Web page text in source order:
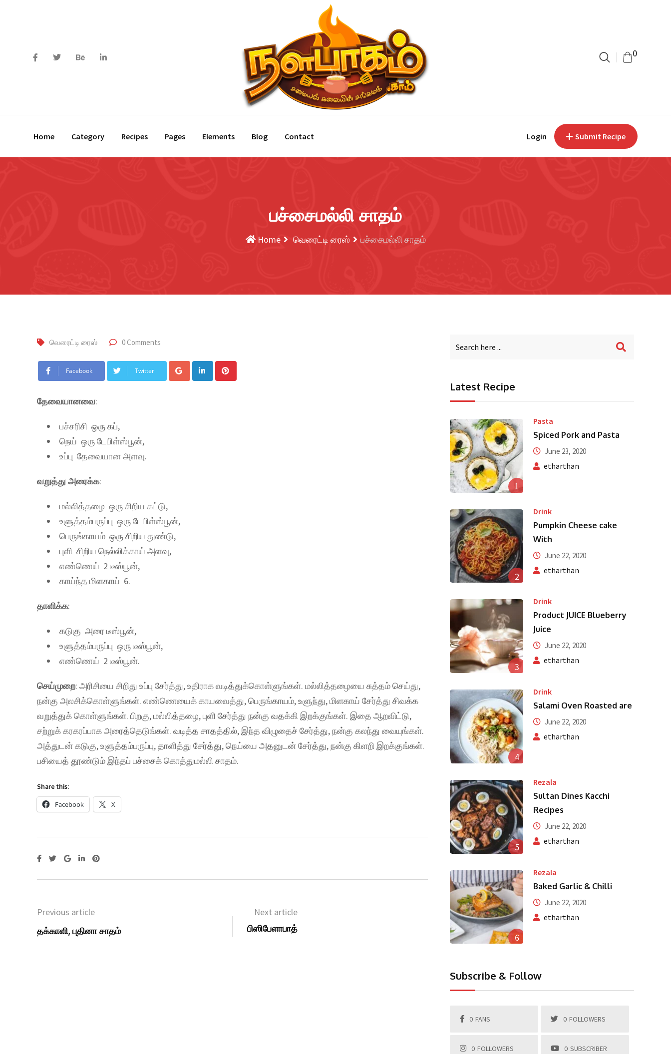
0
Home Category Recipes Pages Elements Blog Contact Login Submit Recipe
பச்சைமல்லி சாதம்
Home வெரைட்டி ரைஸ் பச்சைமல்லி சாதம்
வெரைட்டி ரைஸ் 0 Comments
Facebook Twitter
தேவையானவை:
பச்சரிசி ஒரு கப்,
நெய் ஒரு டேபிள்ஸ்பூன்,
உப்பு தேவையான அளவு.
வறுத்து அரைக்க:
மல்லித்தழை ஒரு சிறிய கட்டு,
உளுத்தம்பருப்பு ஒரு டேபிள்ஸ்பூன்,
பெருங்காயம் ஒரு சிறிய துண்டு,
புளி சிறிய நெல்லிக்காய் அளவு,
எண்ணெய் 2 டீஸ்பூன்,
காய்ந்த மிளகாய் 6.
தாளிக்க:
கடுகு அரை டீஸ்பூன்,
உளுத்தம்பருப்பு ஒரு டீஸ்பூன்,
எண்ணெய் 2 டீஸ்பூன்.
செய்முறை: அரிசியை சிறிது உப்பு சேர்த்து, உதிராக வடித்துக்கொள்ளுங்கள். மல்லித்தழையை சுத்தம் செய்து,
நன்கு அலசிக்கொள்ளுங்கள். எண்ணெயைக் காயவைத்து, பெருங்காயம், உளுந்து, மிளகாய் சேர்த்து சிவக்க
வறுத்துக் கொள்ளுங்கள். பிறகு, மல்லித்தழை, புளி சேர்த்து நன்கு வதக்கி இறக்குங்கள். இதை ஆறவிட்டு,
சற்றுக் கரகரப்பாக அரைத்தெடுங்கள். வடித்த சாதத்தில், இந்த விழுதைச் சேர்த்து, நன்கு கலந்து வையுங்கள்.
அத்துடன் கடுகு, உளுத்தம்பருப்பு, தாளித்து சேர்த்து, நெய்யை அதனுடன் சேர்த்து, நன்கு கிளறி இறக்குங்கள்.
பசியைத் தூண்டும் இந்தப் பச்சைக் கொத்துமல்லி சாதம்.
Share this:
Facebook X
Previous article
தக்காளி, புதினா சாதம்
Next article
பிஸிபேளாபாத்
Latest Recipe
1
Pasta
Spiced Pork and Pasta
June 23, 2020
etharthan
2
Drink
Pumpkin Cheese cake
With
June 22, 2020
etharthan
3
Drink
Product JUICE Blueberry
Juice
June 22, 2020
etharthan
4
Drink
Salami Oven Roasted are
June 22, 2020
etharthan
5
Rezala
Sultan Dines Kacchi
Recipes
June 22, 2020
etharthan
6
Rezala
Baked Garlic & Chilli
June 22, 2020
etharthan
Subscribe & Follow
0 FANS 0 FOLLOWERS
0 FOLLOWERS 0 SUBSCRIBER